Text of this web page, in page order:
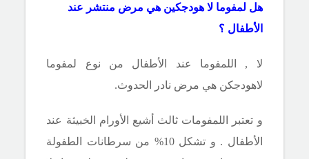
هل لمفوما لا هودجكين هي مرض منتشر عند
الأطفال ؟
لا , اللمفوما عند الأطفال من نوع لمفوما
لاهودجكن هي مرض نادر الحدوث.
و تعتبر اللمفومات ثالث أشيع الأورام الخبيثة عند
الأطفال . و تشكل 10% من سرطانات الطفولة